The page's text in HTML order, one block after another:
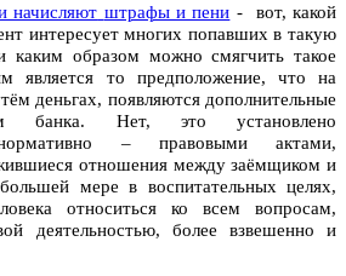
начисляют штрафы и пени - вот, какой
интересует многих попавших в такую
каким образом можно смягчить такое
является то предположение, что на
деньгах, появляются дополнительные
банка. Нет, это установлено
– правовыми актами,
отношения между заёмщиком и
мере в воспитательных целях,
относиться ко всем вопросам,
деятельностью, более взвешенно и